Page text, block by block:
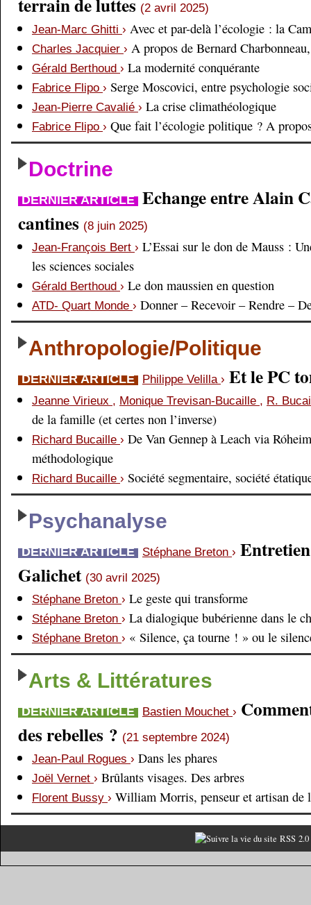
terrain de luttes (2 avril 2025)
Jean-Marc Ghitti › Avec et par-delà l’écologie : la
Charles Jacquier › A propos de Bernard
Gérald Berthoud › La modernité conquérante
Fabrice Flipo › Serge Moscovici, entre psychologie
Jean-Pierre Cavalié › La crise climathéologique
Fabrice Flipo › Que fait l’écologie politique ? A
Doctrine
DERNIER ARTICLE Echange entre Alain
cantines (8 juin 2025)
Jean-François Bert › L’Essai sur le don de Mauss :
les sciences sociales
Gérald Berthoud › Le don maussien en question
ATD- Quart Monde › Donner – Recevoir – Rendre –
Anthropologie/Politique
DERNIER ARTICLE Philippe Velilla › Et le PC
Jeanne Virieux , Monique Trevisan-Bucaille , R.
de la famille (et certes non l’inverse)
Richard Bucaille › De Van Gennep à Leach via
méthodologique
Richard Bucaille › Société segmentaire, société
Psychanalyse
DERNIER ARTICLE Stéphane Breton ›
Galichet (30 avril 2025)
Stéphane Breton › Le geste qui transforme
Stéphane Breton › La dialogique bubérienne dans le
Stéphane Breton › « Silence, ça tourne ! » ou le
Arts & Littératures
DERNIER ARTICLE Bastien Mouchet ›
des rebelles ? (21 septembre 2024)
Jean-Paul Rogues › Dans les phares
Joël Vernet › Brûlants visages. Des arbres
Florent Bussy › William Morris, penseur et artisan de
RSS 2.0